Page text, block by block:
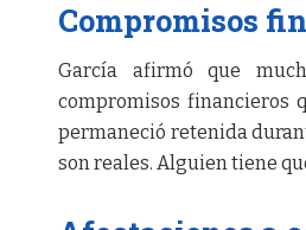
Compromisos
García afirmó que
compromisos financieros
permaneció retenida
son reales. Alguien tiene